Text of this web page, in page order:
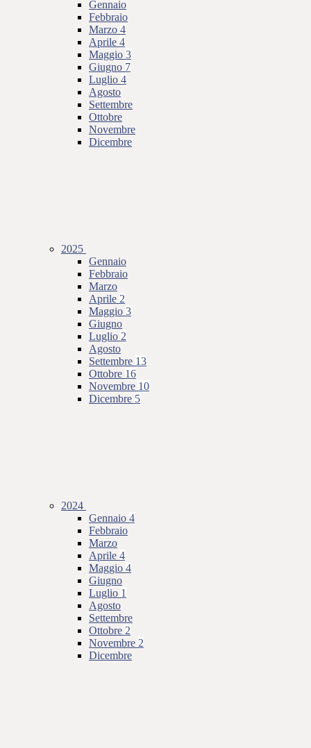
Gennaio
Febbraio
Marzo 4
Aprile 4
Maggio 3
Giugno 7
Luglio 4
Agosto
Settembre
Ottobre
Novembre
Dicembre
2025
Gennaio
Febbraio
Marzo
Aprile 2
Maggio 3
Giugno
Luglio 2
Agosto
Settembre 13
Ottobre 16
Novembre 10
Dicembre 5
2024
Gennaio 4
Febbraio
Marzo
Aprile 4
Maggio 4
Giugno
Luglio 1
Agosto
Settembre
Ottobre 2
Novembre 2
Dicembre